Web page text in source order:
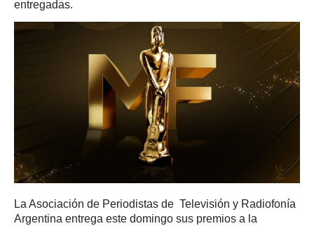
entregadas.
La Asociación de Periodistas de Televisión y Radiofonía
Argentina entrega este domingo sus premios a la